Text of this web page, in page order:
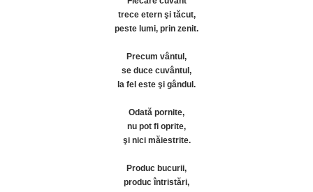
trece etern şi tăcut,
peste lumi, prin zenit.
Precum vântul,
se duce cuvântul,
la fel este şi gândul.
Odată pornite,
nu pot fi oprite,
şi nici măiestrite.
Produc bucurii,
produc întristări,